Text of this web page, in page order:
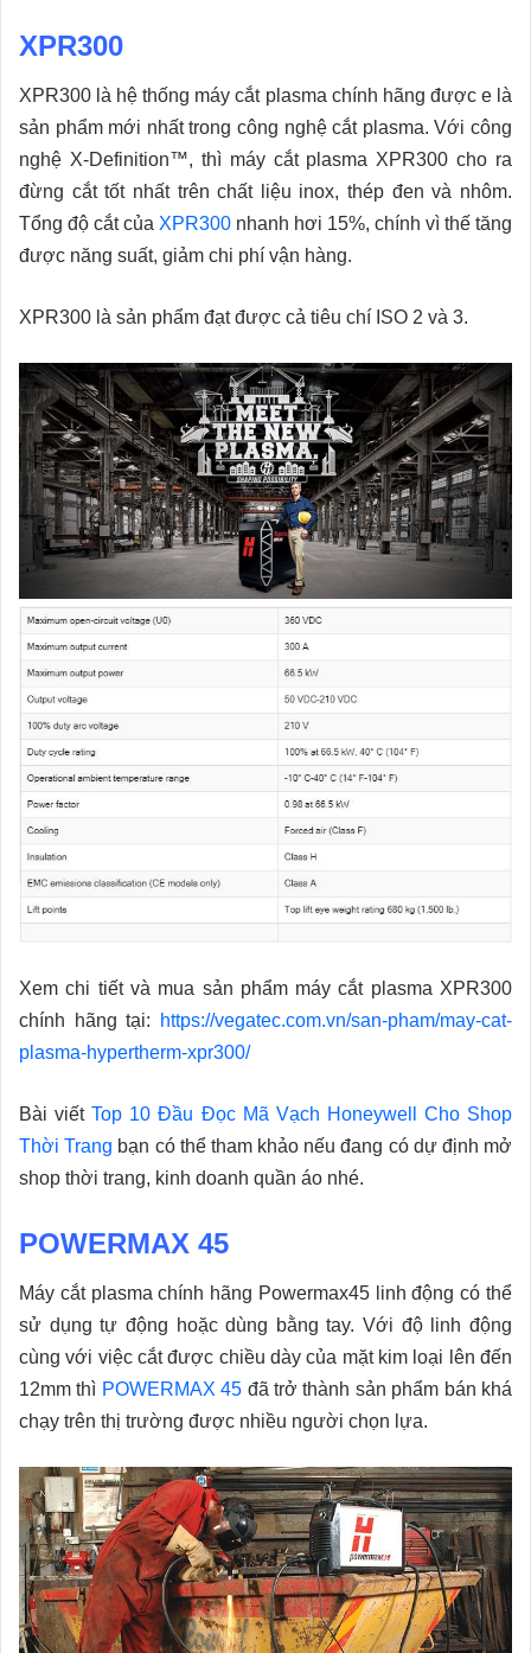
XPR300
XPR300 là hệ thống máy cắt plasma chính hãng được e là
sản phẩm mới nhất trong công nghệ cắt plasma. Với công
nghệ X-Definition™, thì máy cắt plasma XPR300 cho ra
đừng cắt tốt nhất trên chất liệu inox, thép đen và nhôm.
Tổng độ cắt của XPR300 nhanh hơi 15%, chính vì thế tăng
được năng suất, giảm chi phí vận hàng.
XPR300 là sản phẩm đạt được cả tiêu chí ISO 2 và 3.
Xem chi tiết và mua sản phẩm máy cắt plasma XPR300
chính hãng tại:
https://vegatec.com.vn/san-pham/may-cat-
plasma-hypertherm-xpr300/
Bài viếtTop 10 Đầu Đọc Mã Vạch Honeywell Cho Shop
Thời Trang bạn có thể tham khảo nếu đang có dự định mở
shop thời trang, kinh doanh quần áo nhé.
POWERMAX 45
Máy cắt plasma chính hãng Powermax45 linh động có thể
sử dụng tự động hoặc dùng bằng tay. Với độ linh động
cùng với việc cắt được chiều dày của mặt kim loại lên đến
12mm thì POWERMAX 45 đã trở thành sản phẩm bán khá
chạy trên thị trường được nhiều người chọn lựa.